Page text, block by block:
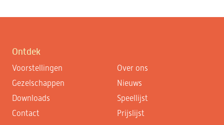
Ontdek
Voorstellingen
Over ons
Gezelschappen
Nieuws
Downloads
Speellijst
Contact
Prijslijst